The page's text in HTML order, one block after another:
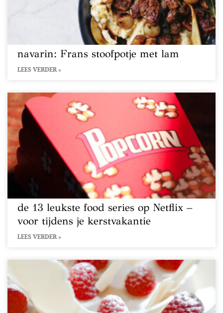
navarin: Frans stoofpotje met lam
LEES VERDER »
de 13 leukste food series op Netflix –
voor tijdens je kerstvakantie
LEES VERDER »